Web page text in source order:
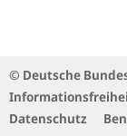
© Deutsche
Datenschutz